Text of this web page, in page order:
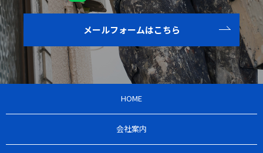
メールフォームはこちら
HOME
会社案内